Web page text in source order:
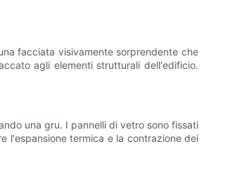
facciata visivamente sorprendente che
agli elementi strutturali dell'edificio.
una gru. I pannelli di vetro sono fissati
l'espansione termica e la contrazione dei